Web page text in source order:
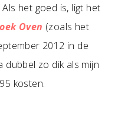
het goed is, ligt het
Oven (zoals het
2012 in de
dubbel zo dik als mijn
kosten.